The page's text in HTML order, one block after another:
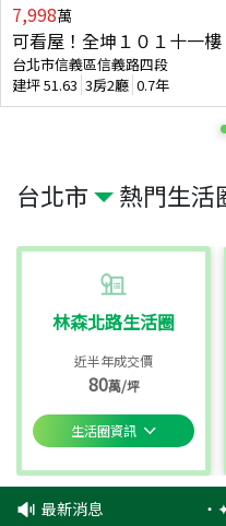
台北市 熱門生活
林森北路生活圈
近半年成交價
80萬/坪
生活圈資訊
7,998萬
可看屋！全坤１０１十一樓
台北市信義區信義路四段
建坪51.63 3房2廳 0.7年
最新消息 ‧